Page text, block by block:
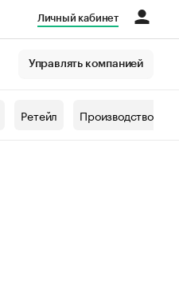
Личный кабинет
Управлять компанией
Ретейл Производство